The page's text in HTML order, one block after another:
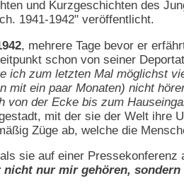
und Kurzgeschichten des
1941-1942" veröffentlicht.
, mehrere Tage bevor er
schon von seiner
ich zum letzten Mal möglichst
mit ein paar Monaten) nicht
der Ecke bis zum
mit der sie der Welt ihre
Züge ab, welche die
sie auf einer
nur mir gehören,